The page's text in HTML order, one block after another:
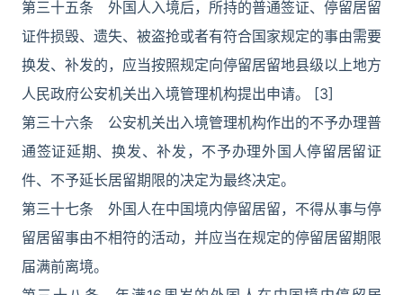
第三十五条 外国人入境后，所持的普通签证、停留居留
证件损毁、遗失、被盗抢或者有符合国家规定的事由需要
换发、补发的，应当按照规定向停留居留地县级以上地方
人民政府公安机关出入境管理机构提出申请。 [3]
第三十六条 公安机关出入境管理机构作出的不予办理普
通签证延期、换发、补发，不予办理外国人停留居留证
件、不予延长居留期限的决定为最终决定。
第三十七条 外国人在中国境内停留居留，不得从事与停
留居留事由不相符的活动，并应当在规定的停留居留期限
届满前离境。